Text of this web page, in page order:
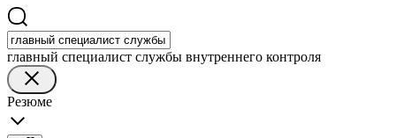
главный специалист службы внутреннего контроля
Резюме